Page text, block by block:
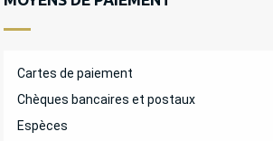
Cartes de paiement
Chèques bancaires et postaux
Espèces